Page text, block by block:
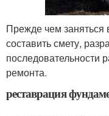
Прежде чем заняться
составить смету,
последовательности
ремонта.
реставрация